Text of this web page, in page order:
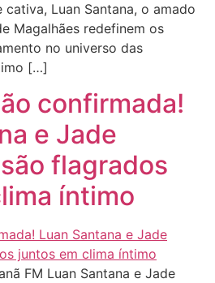
Luan Santana, o amado
Magalhães redefinem os
no universo das
[…]
confirmada!
e Jade
flagrados
íntimo
FM Luan Santana e Jade